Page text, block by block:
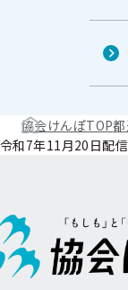
協会けんぽTOP
令和7年11月20日配信